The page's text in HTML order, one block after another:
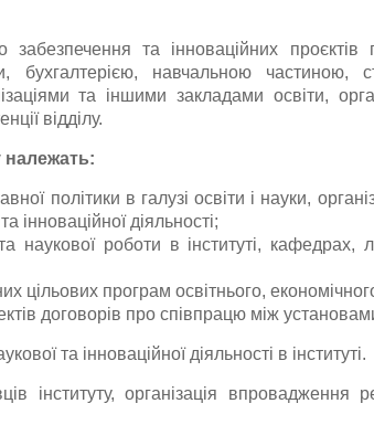
забезпечення та інноваційних
бухгалтерією, навчальною частиною,
та іншими закладами освіти,
відділу.
належать:
політики в галузі освіти і науки,
інноваційної діяльності;
наукової роботи в інституті, кафедрах,
цільових програм освітнього,
договорів про співпрацю між
та інноваційної діяльності в інституті.
інституту, організація впровадження